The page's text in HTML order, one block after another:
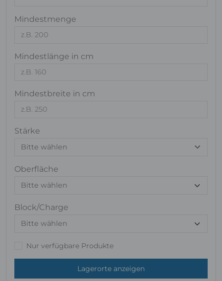
Mindestmenge
Mindestlänge in cm
Mindestbreite in cm
Stärke
Bitte wählen
Oberfläche
Block/Charge
Nur verfügbare Produkte
Lagerorte anzeigen